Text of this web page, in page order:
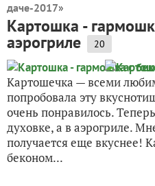
даче-2017»
Картошка -
аэрогриле 20
Картошечка — всеми
попробовала эту
очень понравилось.
духовке, а в аэрогриле.
получается еще вкуснее!
беконом...